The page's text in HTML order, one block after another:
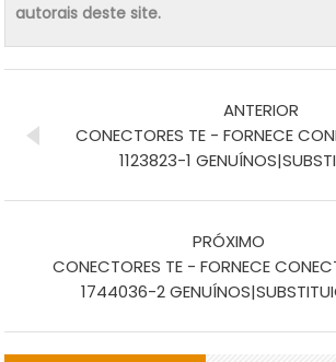
autorais deste site.
ANTERIOR
CONECTORES TE - FORNECE
1123823-1
PRÓXIMO
CONECTORES TE - FORNECE
1744036-2